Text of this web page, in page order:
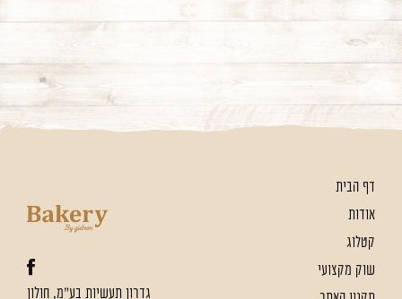
דף הבית
אודות
קטלוג
שוק מקצועי
גדרון תעשיות בע"מ, חולון